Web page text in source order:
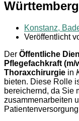
Konstanz,
Veröffentlicht
Der Öffentliche
Pflegefachkraft (m/
Thoraxchirurgie in
bieten. Diese Rolle
bereichernd, da Sie
zusammenarbeiten